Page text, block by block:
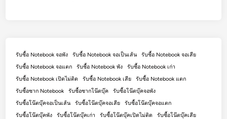
รับซื้อ Notebook จอพัง รับซื้อ Notebook จอเป็นเส้น
รับซื้อ Notebook จอเสีย
รับซื้อ Notebook จอแตก
รับซื้อ Notebook พัง
รับซื้อ Notebook เก่า
รับซื้อ Notebook เปิดไม่ติด
รับซื้อ Notebook เสีย
รับซื้อ Notebook แตก
รับซื้อซาก Notebook
รับซื้อซากโน๊ตบุ๊ค
รับซื้อโน๊ตบุ๊คจอพัง
รับซื้อโน๊ตบุ๊คจอเป็นเส้น
รับซื้อโน๊ตบุ๊คจอเสีย
รับซื้อโน๊ตบุ๊คจอแตก
รับซื้อโน๊ตบุ๊คพัง
รับซื้อโน๊ตบุ๊คเก่า รับซื้อโน๊ตบุ๊คเปิดไม่ติด
รับซื้อโน๊ตบุ๊คเสีย